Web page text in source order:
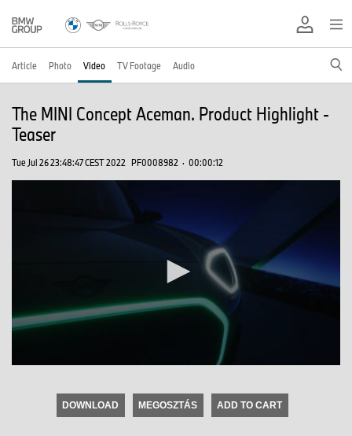
Article Photo Video TV Footage Audio
The MINI Concept Aceman. Product Highlight -
Teaser
Tue Jul 26 23:48:47 CEST 2022 PF0008982 · 00:00:12
seconds
DOWNLOAD MEGOSZTÁS ADD TO CART